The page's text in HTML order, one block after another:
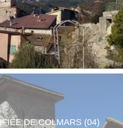
DE COLMARS (04)